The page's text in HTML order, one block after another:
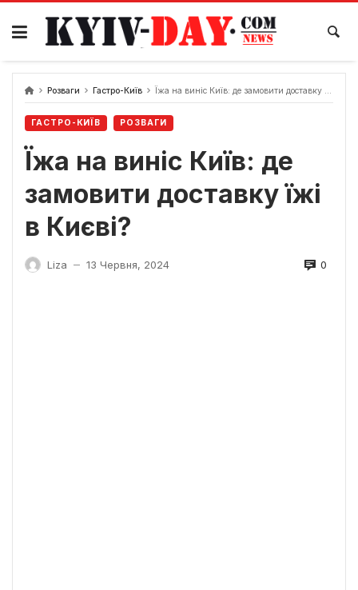
Перейти
вмісту
Розваги Гастро-Київ Їжа на виніс Київ: де замовити доставку їжі в Києві?
ГАСТРО-КИЇВ РОЗВАГИ
Їжа на виніс Київ: де
замовити доставку їжі
в Києві?
Liza — 13 Червня, 2024 0